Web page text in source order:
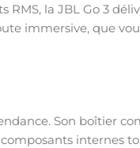
la JBL Go 3
immersive, que
Son boîtier